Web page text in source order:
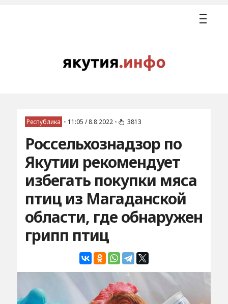
Республика • 11:05 / 8.8.2022 • 3813
Россельхознадзор по
Якутии рекомендует
избегать покупки мяса
птиц из Магаданской
области, где обнаружен
грипп птиц